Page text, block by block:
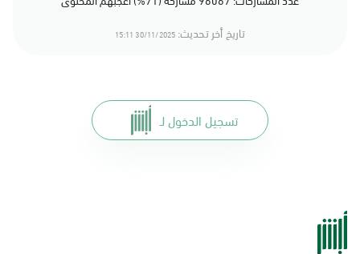
تاريخ أخر تحديث: 30/11/2025 15:11
تسجيل الدخول لـ